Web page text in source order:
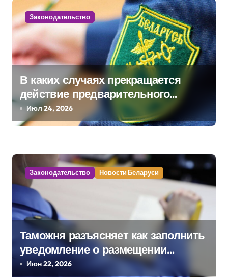
ц
и
я
п
о
з
а
п
и
с
я
м
Законодательство
В каких случаях прекращается
действие предварительного
решения о классификации товара?
Июл 24, 2026
Законодательство Новости Беларуси
Таможня разъясняет как заполнить
уведомление о размещении
товаров в зоне таможенного
Июн 22, 2026